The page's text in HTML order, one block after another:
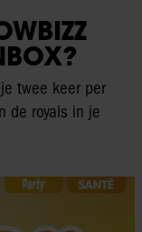
twee keer per
de royals in je